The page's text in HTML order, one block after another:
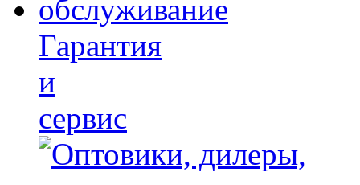
Гарантия
и
сервис